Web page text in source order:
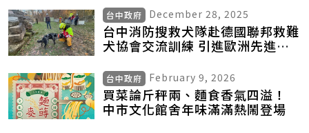
台中政府 December 28, 2025
台中消防搜救犬隊赴德國聯邦救難
犬協會交流訓練 引進歐洲先進技
台中政府 February 9, 2026
買菜論斤秤兩、麵食香氣四溢！
中市文化館舍年味滿滿熱鬧登場